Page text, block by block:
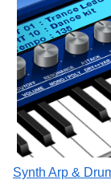
Synth Arp &